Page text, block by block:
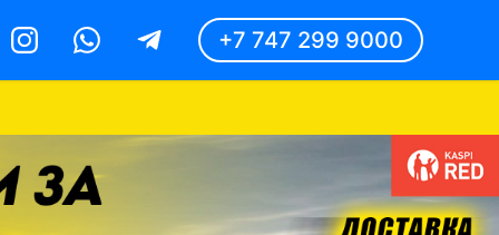
InstagramWhatsappTelegram +7 747 299 9000